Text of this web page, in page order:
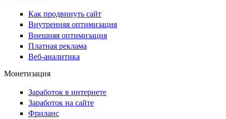
Как продвинуть сайт
Внутренняя оптимизация
Внешняя оптимизация
Платная реклама
Веб-аналитика
Монетизация
Заработок в интернете
Заработок на сайте
Фриланс